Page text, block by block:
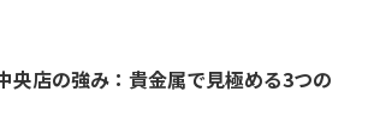
央店の強み：貴金属で見極める3つの